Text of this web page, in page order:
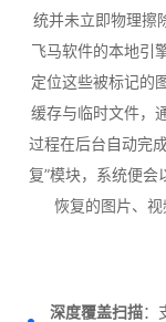
统并未立即物理擦
飞马软件的本地引
定位这些被标记的
缓存与临时文件，
过程在后台自动完
复”模块，系统便
恢复的图片、
深度覆盖扫描：